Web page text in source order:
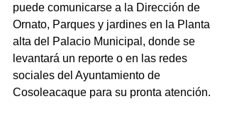
puede comunicarse a la Dirección de
Ornato, Parques y jardines en la Planta
alta del Palacio Municipal, donde se
levantará un reporte o en las redes
sociales del Ayuntamiento de
Cosoleacaque para su pronta atención.